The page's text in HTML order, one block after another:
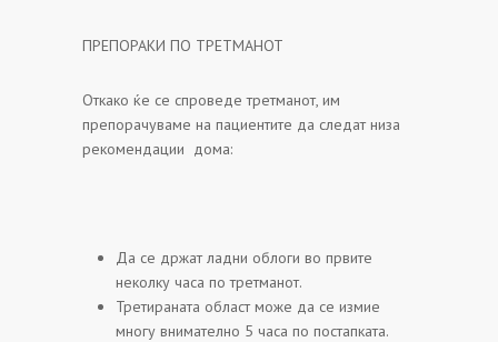
ПРЕПОРАКИ ПО ТРЕТМАНОТ
Откако ќе се спроведе третманот, им
препорачуваме на пациентите да следат низа
рекомендации дома:
Да се држат ладни облоги во првите
неколку часа по третманот.
Третираната област може да се измие
многу внимателно 5 часа по постапката.